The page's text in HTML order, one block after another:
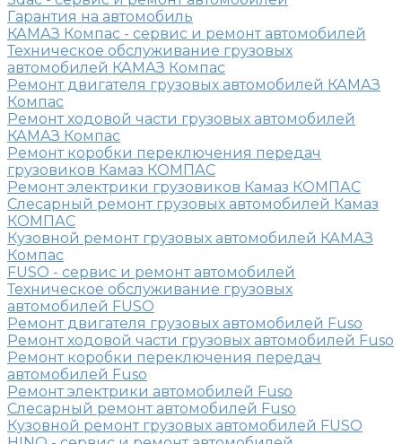
Гарантия на автомобиль
КАМАЗ Компас - сервис и ремонт автомобилей
Техническое обслуживание грузовых
автомобилей КАМАЗ Компас
Ремонт двигателя грузовых автомобилей КАМАЗ
Компас
Ремонт ходовой части грузовых автомобилей
КАМАЗ Компас
Ремонт коробки переключения передач
грузовиков Камаз КОМПАС
Ремонт электрики грузовиков Камаз КОМПАС
Слесарный ремонт грузовых автомобилей Камаз
КОМПАС
Кузовной ремонт грузовых автомобилей КАМАЗ
Компас
FUSO - сервис и ремонт автомобилей
Техническое обслуживание грузовых
автомобилей FUSO
Ремонт двигателя грузовых автомобилей Fuso
Ремонт ходовой части грузовых автомобилей Fuso
Ремонт коробки переключения передач
автомобилей Fuso
Ремонт электрики автомобилей Fuso
Слесарный ремонт автомобилей Fuso
Кузовной ремонт грузовых автомобилей FUSO